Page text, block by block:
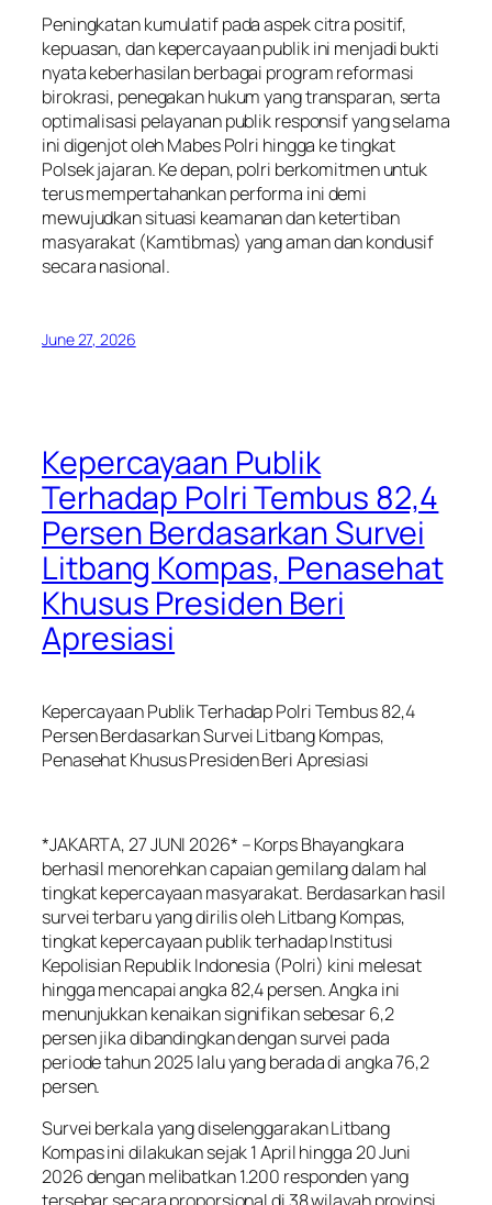
Peningkatan kumulatif pada aspek citra positif,
kepuasan, dan kepercayaan publik ini menjadi bukti
nyata keberhasilan berbagai program reformasi
birokrasi, penegakan hukum yang transparan, serta
optimalisasi pelayanan publik responsif yang selama
ini digenjot oleh Mabes Polri hingga ke tingkat
Polsek jajaran. Ke depan, polri berkomitmen untuk
terus mempertahankan performa ini demi
mewujudkan situasi keamanan dan ketertiban
masyarakat (Kamtibmas) yang aman dan kondusif
secara nasional.
June 27, 2026
Kepercayaan Publik
Terhadap Polri Tembus 82,4
Persen Berdasarkan Survei
Litbang Kompas, Penasehat
Khusus Presiden Beri
Apresiasi
Kepercayaan Publik Terhadap Polri Tembus 82,4
Persen Berdasarkan Survei Litbang Kompas,
Penasehat Khusus Presiden Beri Apresiasi
*JAKARTA, 27 JUNI 2026* – Korps Bhayangkara
berhasil menorehkan capaian gemilang dalam hal
tingkat kepercayaan masyarakat. Berdasarkan hasil
survei terbaru yang dirilis oleh Litbang Kompas,
tingkat kepercayaan publik terhadap Institusi
Kepolisian Republik Indonesia (Polri) kini melesat
hingga mencapai angka 82,4 persen. Angka ini
menunjukkan kenaikan signifikan sebesar 6,2
persen jika dibandingkan dengan survei pada
periode tahun 2025 lalu yang berada di angka 76,2
persen.
Survei berkala yang diselenggarakan Litbang
Kompas ini dilakukan sejak 1 April hingga 20 Juni
2026 dengan melibatkan 1.200 responden yang